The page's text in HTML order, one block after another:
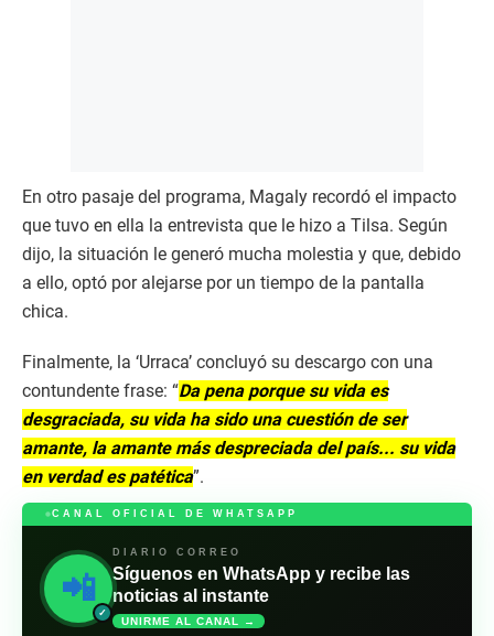
En otro pasaje del programa, Magaly recordó el impacto
que tuvo en ella la entrevista que le hizo a Tilsa. Según
dijo, la situación le generó mucha molestia y que, debido
a ello, optó por alejarse por un tiempo de la pantalla
chica.
Finalmente, la ‘Urraca’ concluyó su descargo con una
contundente frase: “Da pena porque su vida es
desgraciada, su vida ha sido una cuestión de ser
amante, la amante más despreciada del país... su vida
en verdad es patética”.
CANAL OFICIAL DE WHATSAPP
📲
✓
DIARIO CORREO
Síguenos en WhatsApp y recibe las
noticias al instante
UNIRME AL CANAL →